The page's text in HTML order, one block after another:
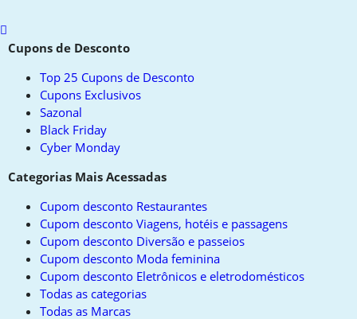
Scroll
toCupons de Desconto
Top 25 Cupons de Desconto
Cupons Exclusivos
Sazonal
Black Friday
Cyber Monday
Categorias Mais Acessadas
Cupom desconto Restaurantes
Cupom desconto Viagens, hotéis e passagens
Cupom desconto Diversão e passeios
Cupom desconto Moda feminina
Cupom desconto Eletrônicos e eletrodomésticos
Todas as categorias
Todas as Marcas